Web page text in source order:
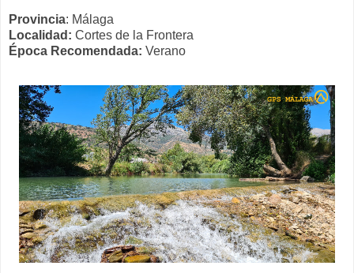
Provincia: Málaga
Localidad: Cortes de la Frontera
Época Recomendada: Verano